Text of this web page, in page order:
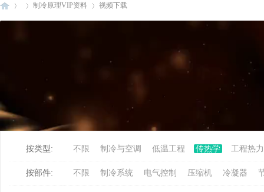
办理会员制冷原理VIP资料 视频下载
按类型: 不限 制冷与空调 低温工程 传热学 工程热
按部件: 不限 制冷系统 电气控制 压缩机 冷凝器